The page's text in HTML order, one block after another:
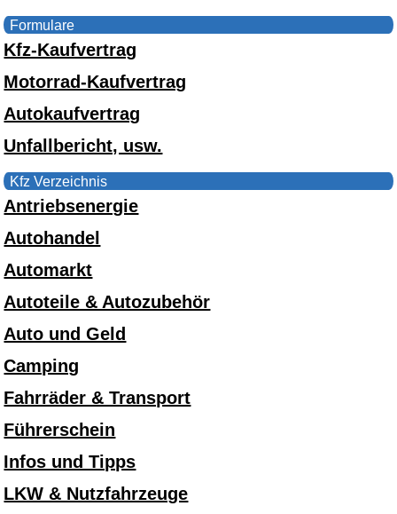
Formulare
Kfz-Kaufvertrag
Motorrad-Kaufvertrag
Autokaufvertrag
Unfallbericht, usw.
Kfz Verzeichnis
Antriebsenergie
Autohandel
Automarkt
Autoteile & Autozubehör
Auto und Geld
Camping
Fahrräder & Transport
Führerschein
Infos und Tipps
LKW & Nutzfahrzeuge